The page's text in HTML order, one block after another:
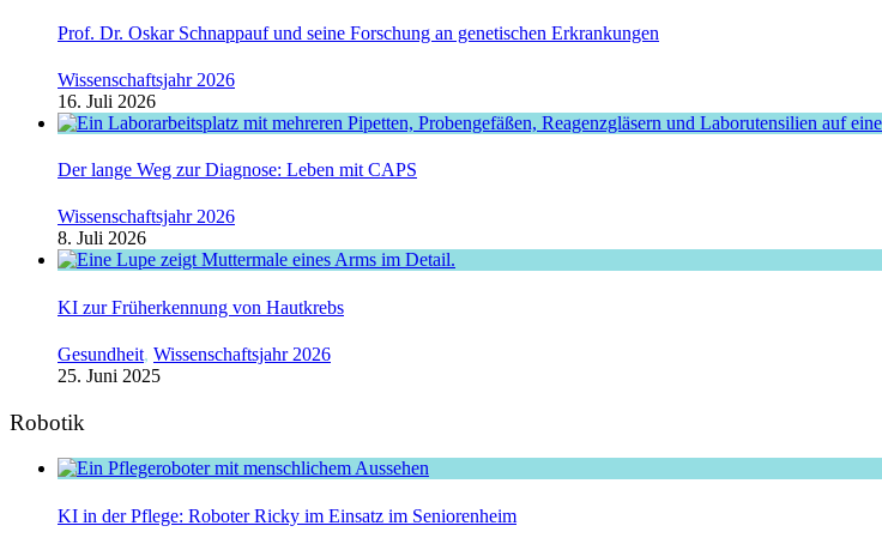
Prof. Dr. Oskar Schnappauf und seine Forschung an genetischen Erkrankungen
Wissenschaftsjahr 2026
16. Juli 2026
Der lange Weg zur Diagnose: Leben mit CAPS
Wissenschaftsjahr 2026
8. Juli 2026
KI zur Früherkennung von Hautkrebs
Gesundheit, Wissenschaftsjahr 2026
25. Juni 2025
Robotik
KI in der Pflege: Roboter Ricky im Einsatz im Seniorenheim